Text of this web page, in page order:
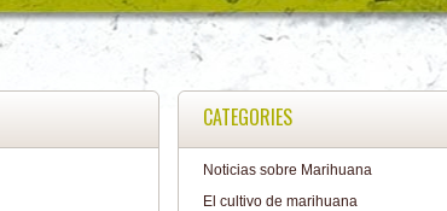
CATEGORIES
Noticias sobre Marihuana
El cultivo de marihuana